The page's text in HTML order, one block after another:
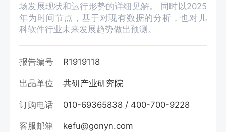
场发展现状和运行形势的详细见解。 同时以2025
年为时间节点，基于对现有数据的分析，也对儿
科软件行业未来发展趋势做出预测。
报告编号 R1919118
出品单位 共研产业研究院
订购电话 010-69365838 / 400-700-9228
客服邮箱 kefu@gonyn.com